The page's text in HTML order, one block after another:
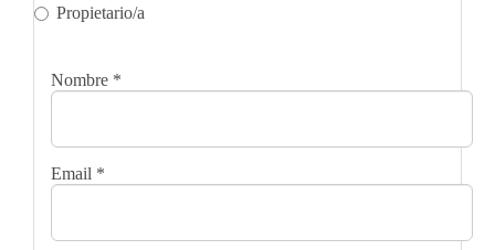
Propietario/a
Nombre *
Email *